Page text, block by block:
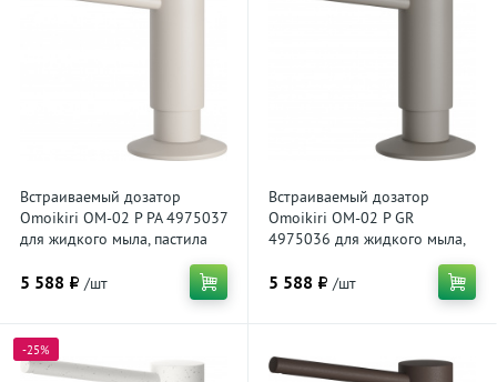
Встраиваемый дозатор
Omoikiri OM-02 P PA 4975037
для жидкого мыла, пастила
5 588 ₽ /шт
Встраиваемый дозатор
Omoikiri OM-02 P GR
4975036 для жидкого мыла,
5 588 ₽ /шт
-25%